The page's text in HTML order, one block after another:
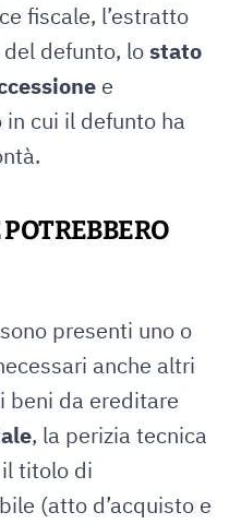
fiscale, l’estratto
defunto, lostato
e
in cui il defunto ha
presenti uno o
anche altri
beni da ereditare
, la perizia tecnica
titolo di
(atto d’acquisto e